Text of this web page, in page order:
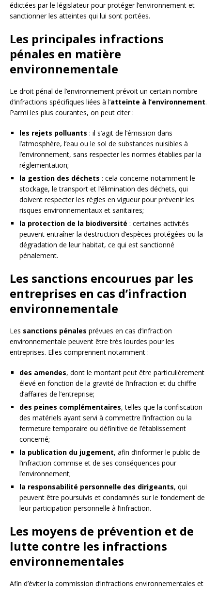
édictées par le législateur pour protéger l’environnement et
sanctionner les atteintes qui lui sont portées.
Les principales infractions
pénales en matière
environnementale
Le droit pénal de l’environnement prévoit un certain nombre
d’infractions spécifiques liées à l’atteinte à l’environnement.
Parmi les plus courantes, on peut citer :
les rejets polluants : il s’agit de l’émission dans
l’atmosphère, l’eau ou le sol de substances nuisibles à
l’environnement, sans respecter les normes établies par la
réglementation;
la gestion des déchets : cela concerne notamment le
stockage, le transport et l’élimination des déchets, qui
doivent respecter les règles en vigueur pour prévenir les
risques environnementaux et sanitaires;
la protection de la biodiversité : certaines activités
peuvent entraîner la destruction d’espèces protégées ou la
dégradation de leur habitat, ce qui est sanctionné
pénalement.
Les sanctions encourues par les
entreprises en cas d’infraction
environnementale
Les sanctions pénales prévues en cas d’infraction
environnementale peuvent être très lourdes pour les
entreprises. Elles comprennent notamment :
des amendes, dont le montant peut être particulièrement
élevé en fonction de la gravité de l’infraction et du chiffre
d’affaires de l’entreprise;
des peines complémentaires, telles que la confiscation
des matériels ayant servi à commettre l’infraction ou la
fermeture temporaire ou définitive de l’établissement
concerné;
la publication du jugement, afin d’informer le public de
l’infraction commise et de ses conséquences pour
l’environnement;
la responsabilité personnelle des dirigeants, qui
peuvent être poursuivis et condamnés sur le fondement de
leur participation personnelle à l’infraction.
Les moyens de prévention et de
lutte contre les infractions
environnementales
Afin d’éviter la commission d’infractions environnementales et